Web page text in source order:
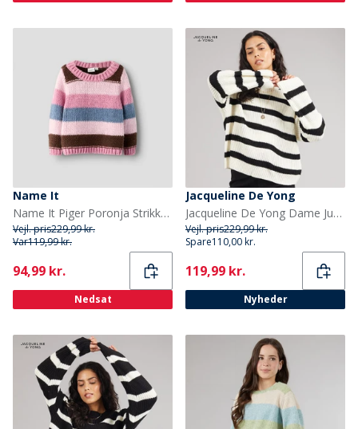
Name It
Name It Piger Poronja Strikket Sweater Mauve Orchid
Vejl. pris229,99 kr.
Var119,99 kr.
Current
94,99 kr.
Nedsat
Jacqueline De Yong
Jacqueline De Yong Dame Justy Stribet Sweater Eggnog
Vejl. pris229,99 kr.
Spare110,00 kr.
Current
119,99 kr.
Nyheder